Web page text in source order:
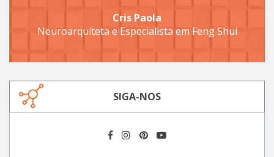
Cris Paola
Neuroarquiteta e Especialista em Feng Shui
SIGA-NOS